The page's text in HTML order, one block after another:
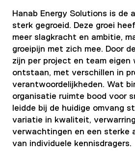
Hanab Energy Solutions is de
sterk gegroeid. Deze groei
meer slagkracht en ambitie,
groeipijn met zich mee. Door
zijn per project en team eigen
ontstaan, met verschillen in
verantwoordelijkheden. Wat
organisatie ruimte bood voor
leidde bij de huidige omvang
variatie in kwaliteit,
verwachtingen en een sterke
van individuele kennisdragers.